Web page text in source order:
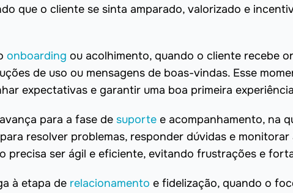
que o cliente se sinta amparado, valorizado e
onboarding ou acolhimento, quando o cliente recebe
de uso ou mensagens de boas-vindas. Esse
expectativas e garantir uma boa primeira
para a fase de suporte e acompanhamento, na
resolver problemas, responder dúvidas e
precisa ser ágil e eficiente, evitando frustrações e
à etapa de relacionamento e fidelização, quando o